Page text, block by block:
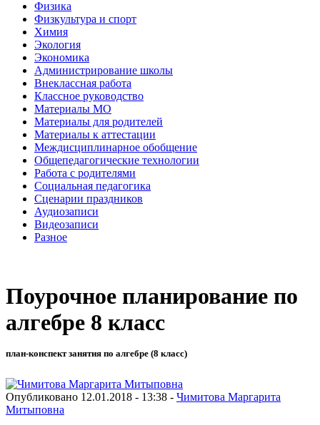
Физика
Физкультура и спорт
Химия
Экология
Экономика
Администрирование школы
Внеклассная работа
Классное руководство
Материалы МО
Материалы для родителей
Материалы к аттестации
Междисциплинарное обобщение
Общепедагогические технологии
Работа с родителями
Социальная педагогика
Сценарии праздников
Аудиозаписи
Видеозаписи
Разное
Поурочное планирование по
алгебре 8 класс
план-конспект занятия по алгебре (8 класс)
Опубликовано 12.01.2018 - 13:38 - Чимитова Маргарита
Митыповна